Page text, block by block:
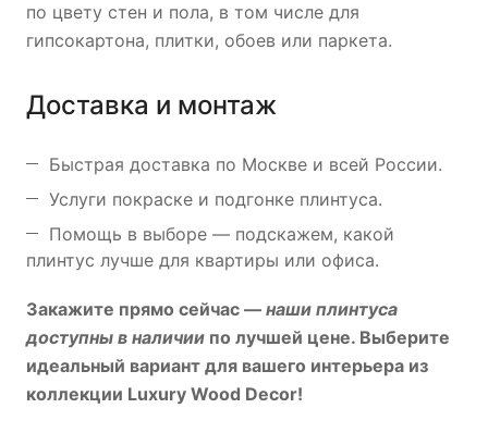
по цвету стен и пола, в том числе для
гипсокартона, плитки, обоев или паркета.
Доставка и монтаж
Быстрая доставка по Москве и всей России.
Услуги покраске и подгонке плинтуса.
Помощь в выборе — подскажем, какой
плинтус лучше для квартиры или офиса.
Закажите прямо сейчас — наши плинтуса
доступны в наличии по лучшей цене. Выберите
идеальный вариант для вашего интерьера из
коллекции Luxury Wood Decor!